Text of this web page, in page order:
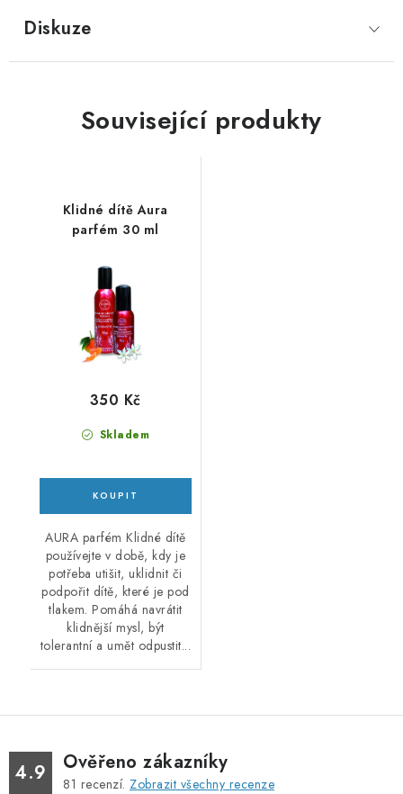
Diskuze
Související produkty
Klidné dítě Aura
parfém 30 ml
Skladem
350 Kč
AURA parfém Klidné dítě
používejte v době, kdy je
potřeba utišit, uklidnit či
podpořit dítě, které je pod
tlakem. Pomáhá navrátit
klidnější mysl, být
tolerantní a umět odpustit...
4.9 Ověřeno zákazníky
81 recenzí. Zobrazit všechny recenze